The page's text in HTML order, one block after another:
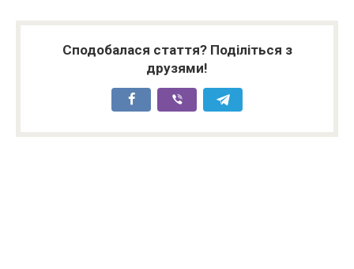
Сподобалася стаття? Поділіться з
друзями!